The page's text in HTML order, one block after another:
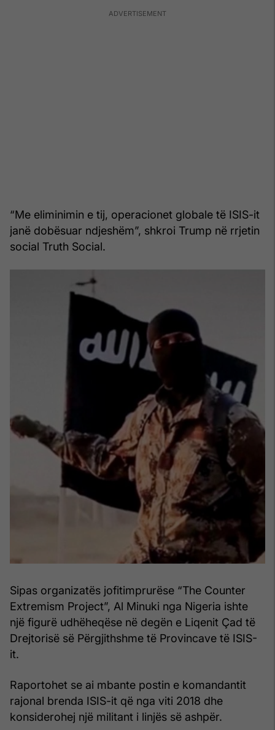
“Me eliminimin e tij, operacionet globale të ISIS-it
janë dobësuar ndjeshëm”, shkroi Trump në rrjetin
social Truth Social.
Sipas organizatës jofitimprurëse “The Counter
Extremism Project”, Al Minuki nga Nigeria ishte
një figurë udhëheqëse në degën e Liqenit Çad të
Drejtorisë së Përgjithshme të Provincave të ISIS-
it.
Raportohet se ai mbante postin e komandantit
rajonal brenda ISIS-it që nga viti 2018 dhe
konsiderohej një militant i linjës së ashpër.